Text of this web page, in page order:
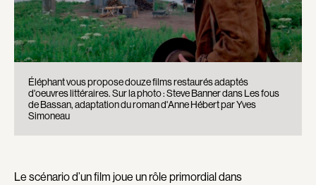
Action
Amateurs
Animation
Art
Aventure
Biographiques
Comédies
Comédies musicales
Documentaires
Drames
Éléphant vous propose douze films restaurés adaptés
d'oeuvres littéraires. Sur la photo : Steve Banner dans Les fous
de Bassan, adaptation du roman d'Anne Hébert par Yves
Simoneau
Le scénario d’un film joue un rôle primordial dans